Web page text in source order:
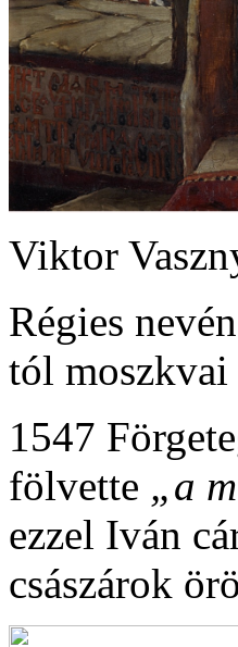
Viktor
Régies nevén
tól
1547
fölvette „a
ezzel Iván
császárok